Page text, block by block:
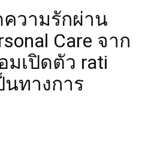
ความรักผ่าน
Care จาก
มเปิดตัว rati
นทางการ